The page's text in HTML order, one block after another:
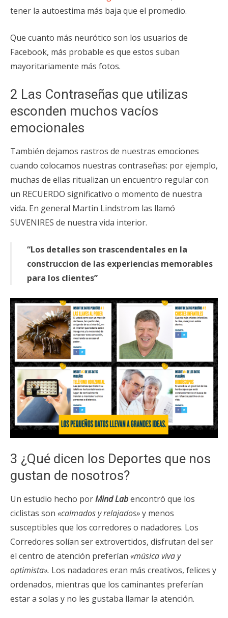
tener la autoestima más baja que el promedio.
Que cuanto más neurótico son los usuarios de
Facebook, más probable es que estos suban
mayoritariamente más fotos.
2 Las Contraseñas que utilizas
esconden muchos vacíos
emocionales
También dejamos rastros de nuestras emociones
cuando colocamos nuestras contraseñas: porejemplo,
muchas de ellas ritualizan un encuentro regular con
un RECUERDO significativo o momento de nuestra
vida. En general Martin Lindstrom las llamó
SUVENIRES de nuestra vida interior.
“Los detalles son trascendentales en la
construccion de las experiencias memorables
para los clientes”
3 ¿Qué dicen los Deportes que nos
gustan de nosotros?
Un estudio hecho porMind Labencontró que los
ciclistas son «calmados y relajados»y menos
susceptibles que los corredores o nadadores. Los
Corredores solían ser extrovertidos, disfrutan del ser
el centro de atención preferían «música viva y
optimista». Los nadadores eran más creativos, felices y
ordenados, mientras que los caminantes preferían
estar a solas y no les gustaba llamar la atención.